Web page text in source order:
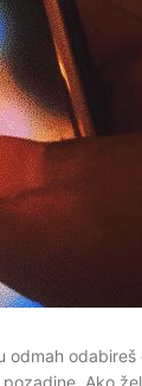
Ako